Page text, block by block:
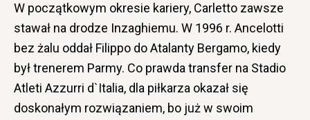
W początkowym okresie kariery, Carletto zawsze
stawał na drodze Inzaghiemu. W 1996 r. Ancelotti
bez żalu oddał Filippo do Atalanty Bergamo, kiedy
był trenerem Parmy. Co prawda transfer na Stadio
Atleti Azzurri d`Italia, dla piłkarza okazał się
doskonałym rozwiązaniem, bo już w swoim